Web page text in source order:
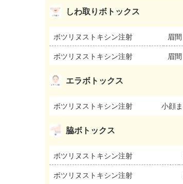
しわ取りボトックス
ボツリヌストキシン注射 眉間
ボツリヌストキシン注射
眉
エラボトックス
ボツリヌストキシン注射 小顔
脇ボトックス
ボツリヌストキシン注射
ボツリヌストキシン注射